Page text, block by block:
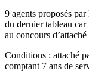
9 agents proposés
du dernier tableau car
au concours
Conditions : attaché
comptant 7 ans de